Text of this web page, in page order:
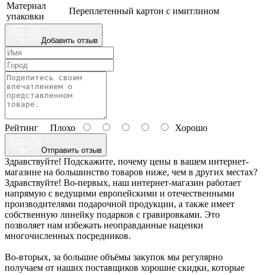
Материал
упаковки
Переплетенный картон с имитлином
Добавить отзыв
Рейтинг Плохо Хорошо
Отправить отзыв
Здравствуйте! Подскажите, почему цены в вашем интернет-
магазине на большинство товаров ниже, чем в других местах?
Здравствуйте! Во-первых, наш интернет-магазин работает
напрямую с ведущими европейскими и отечественными
производителями подарочной продукции, а также имеет
собственную линейку подарков с гравировками. Это
позволяет нам избежать неоправданные наценки
многочисленных посредников.
Во-вторых, за большие объёмы закупок мы регулярно
получаем от наших поставщиков хорошие скидки, которые